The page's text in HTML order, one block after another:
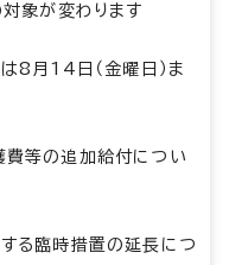
象が変わります
8月14日（金曜日）ま
費等の追加給付につい
る臨時措置の延長につ